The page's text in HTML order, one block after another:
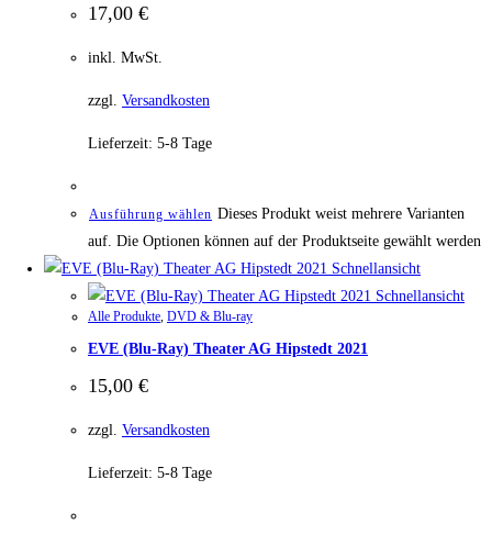
17,00 €
inkl. MwSt.
zzgl. Versandkosten
Lieferzeit: 5-8 Tage
Ausführung wählen Dieses Produkt weist mehrere Varianten
auf. Die Optionen können auf der Produktseite gewählt werden
Schnellansicht
Schnellansicht
Alle Produkte, DVD & Blu-ray
EVE (Blu-Ray) Theater AG Hipstedt 2021
15,00 €
zzgl. Versandkosten
Lieferzeit: 5-8 Tage